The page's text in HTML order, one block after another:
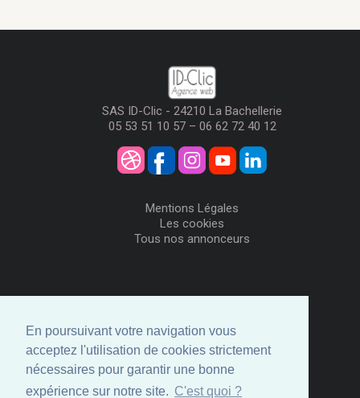
En poursuivant votre navigation vous
acceptez l'utilisation de cookies strictement
nécessaires pour garantir une bonne
expérience sur notre site. C'est quoi ?
SAS ID-Clic - 24210 La Bachellerie
05 53 51 10 57 – 06 62 72 40 12
Mentions Légales
Les cookies
Tous nos annonceurs
Me Connecter
Créer mon Compte
Annonceurs
Comment ça marche